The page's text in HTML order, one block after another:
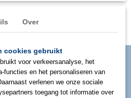
Over
cookies gebruikt
voor verkeersanalyse, het
functies en het personaliseren van
verlenen we onze sociale
toegang tot informatie over